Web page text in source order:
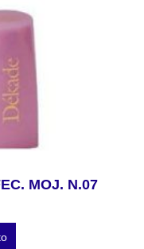
MOJ. N.07